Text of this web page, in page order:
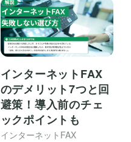
インターネットFAX
のデメリット7つと回
避策！導入前のチェ
ックポイントも
インターネットFAX